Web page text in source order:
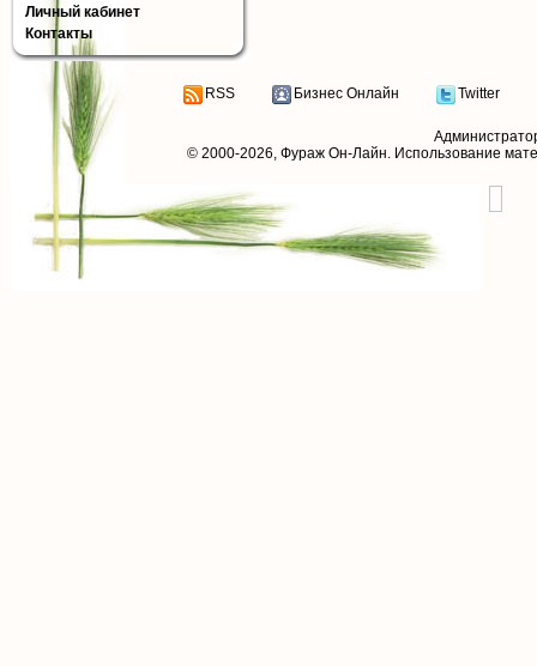
Личный кабинет
Контакты
RSS Бизнес Онлайн Twitter
© 2000-2026, Фураж Он-Лайн. Использование